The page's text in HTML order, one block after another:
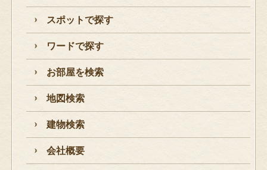
スポットで探す
ワードで探す
お部屋を検索
地図検索
建物検索
会社概要